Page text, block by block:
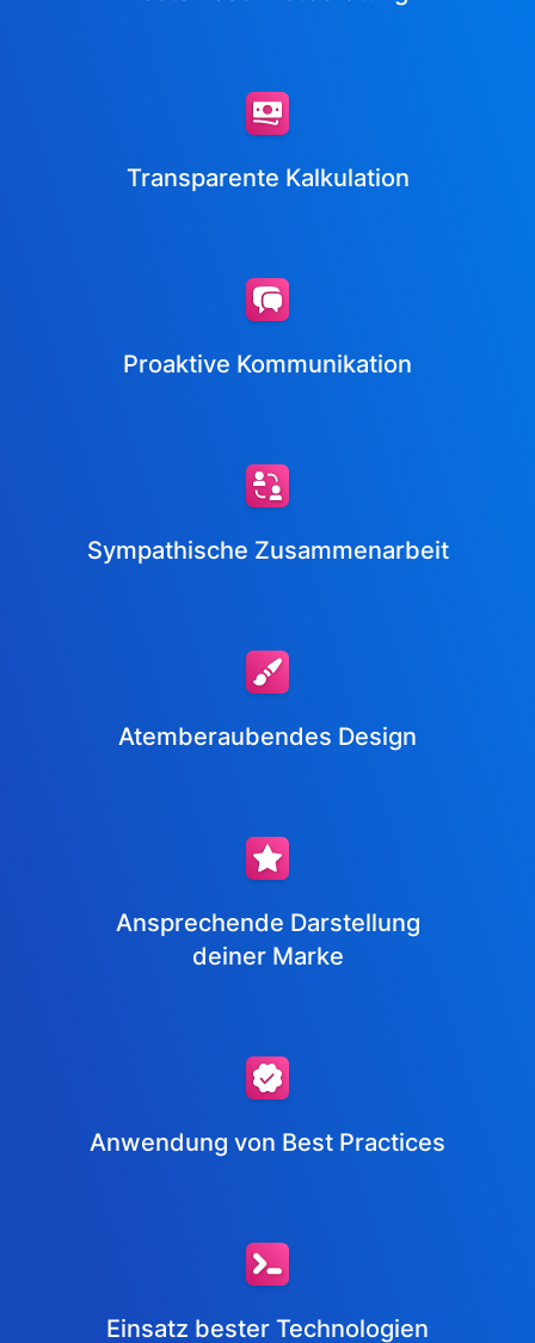
Transparente Kalkulation
Proaktive Kommunikation
Sympathische Zusammenarbeit
Atemberaubendes Design
Ansprechende Darstellung
deiner Marke
Anwendung von Best Practices
Einsatz bester Technologien